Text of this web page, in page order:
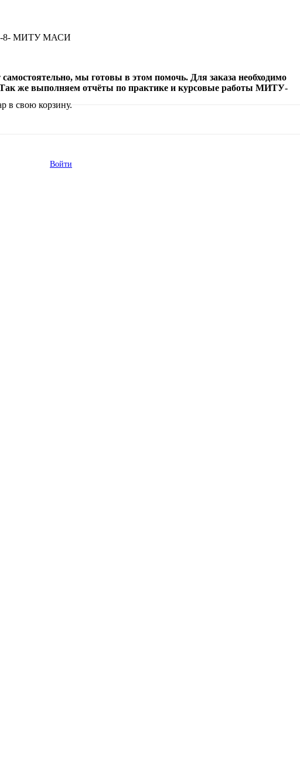
в свою корзину.
Войти
1-8- МИТУ МАСИ
мы готовы в этом помочь. Для заказа необходимо
же выполняем отчёты по практике и курсовые работы МИТУ-